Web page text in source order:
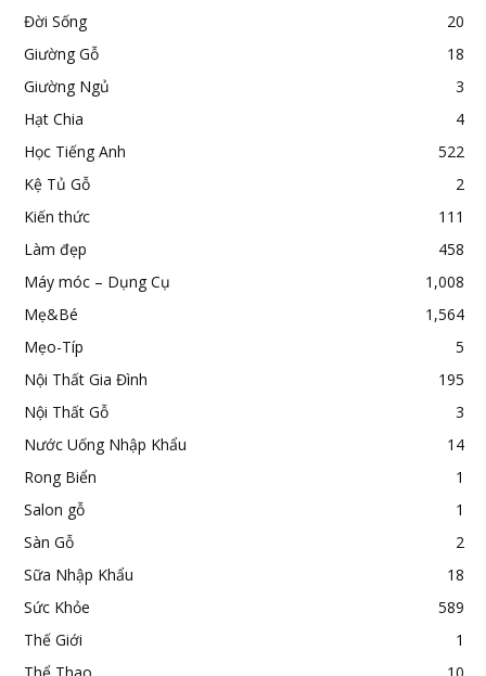
Đời Sống
20
Giường Gỗ
18
Giường Ngủ
3
Hạt Chia
4
Học Tiếng Anh
522
Kệ Tủ Gỗ
2
Kiến thức
111
Làm đẹp
458
Máy móc – Dụng Cụ
1,008
Mẹ&Bé
1,564
Mẹo-Típ
5
Nội Thất Gia Đình
195
Nội Thất Gỗ
3
Nước Uống Nhập Khẩu
14
Rong Biển
1
Salon gỗ
1
Sàn Gỗ
2
Sữa Nhập Khẩu
18
Sức Khỏe
589
Thế Giới
1